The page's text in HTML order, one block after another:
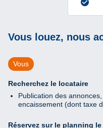
Vous louez, nous
Vous
Recherchez le locataire
Publication des
encaissement (dont taxe
Réservez sur le planning